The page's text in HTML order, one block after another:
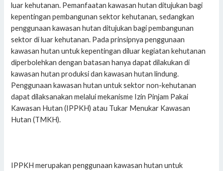
luar kehutanan. Pemanfaatan kawasan hutan ditujukan bagi
kepentingan pembangunan sektor kehutanan, sedangkan
penggunaan kawasan hutan ditujukan bagi pembangunan
sektor di luar kehutanan. Pada prinsipnya penggunaan
kawasan hutan untuk kepentingan diluar kegiatan kehutanan
diperbolehkan dengan batasan hanya dapat dilakukan di
kawasan hutan produksi dan kawasan hutan lindung.
Penggunaan kawasan hutan untuk sektor non-kehutanan
dapat dilaksanakan melalui mekanisme Izin Pinjam Pakai
Kawasan Hutan (IPPKH) atau Tukar Menukar Kawasan
Hutan (TMKH).
IPPKH merupakan penggunaan kawasan hutan untuk